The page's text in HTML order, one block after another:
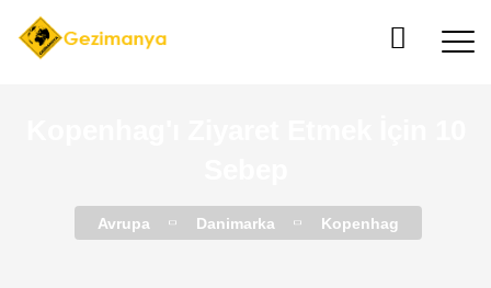
Avrupa Danimarka Kopenhag